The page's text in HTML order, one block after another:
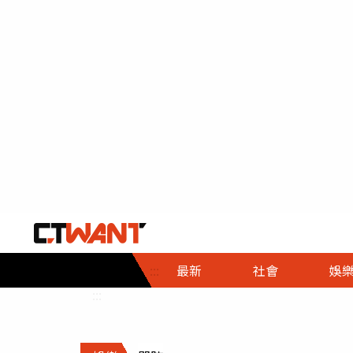
::: 最新 社會
社會首頁
時事
調查
娛樂
娛樂首頁
即時
財經首頁
熱線
政